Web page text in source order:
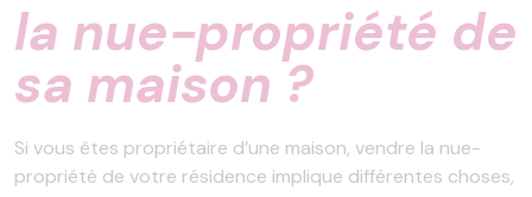
la nue-propriété de
sa maison ?
Si vous êtes propriétaire d’une maison, vendre la nue-
propriété de votre résidence implique différentes choses,